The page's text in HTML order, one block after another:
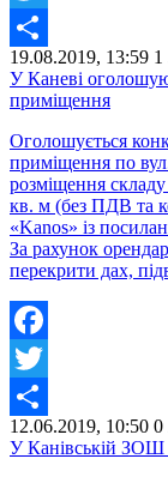
Twitter
Share
19.08.2019, 13:59 1
У Каневі
приміщення
Оголошується
приміщення по
розміщення
кв. м (без ПДВ та
«Kanos» із
За рахунок
перекрити дах,
Facebook
Twitter
Share
12.06.2019, 10:50 0
У Канівській ЗОШ